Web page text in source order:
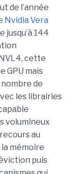
de l’année
Nvidia Vera
jusqu’à 144
cette
GPU mais
de
les librairies
volumineux
au
mémoire
puis